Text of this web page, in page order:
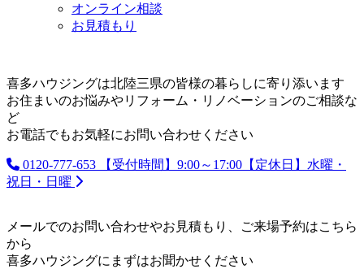
オンライン相談
お見積もり
喜多ハウジングは北陸三県の皆様の暮らしに寄り添います
お住まいのお悩みやリフォーム・リノベーションのご相談な
ど
お電話でもお気軽にお問い合わせください
0120-777-653
【受付時間】9:00～17:00【定休日】水曜・
祝日・日曜
メールでのお問い合わせやお見積もり、ご来場予約はこちら
から
喜多ハウジングにまずはお聞かせください